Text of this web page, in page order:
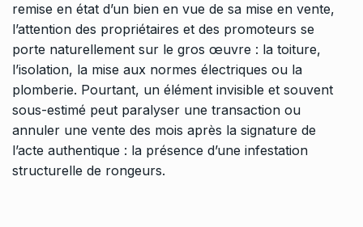
remise en état d’un bien en vue de sa mise en vente,
l’attention des propriétaires et des promoteurs se
porte naturellement sur le gros œuvre : la toiture,
l’isolation, la mise aux normes électriques ou la
plomberie. Pourtant, un élément invisible et souvent
sous-estimé peut paralyser une transaction ou
annuler une vente des mois après la signature de
l’acte authentique : la présence d’une infestation
structurelle de rongeurs.